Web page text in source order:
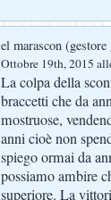
el marascon
Ottobre 19th, 2015
La colpa della
braccetti che da
mostruose,
anni cioè non
spiego ormai da
possiamo ambire
superiore. La